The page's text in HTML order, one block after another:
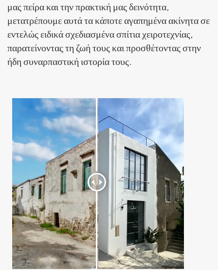
μας πείρα και την πρακτική μας δεινότητα,
μετατρέπουμε αυτά τα κάποτε αγαπημένα ακίνητα σε
εντελώς ειδικά σχεδιασμένα σπίτια χειροτεχνίας,
παρατείνοντας τη ζωή τους και προσθέτοντας στην
ήδη συναρπαστική ιστορία τους.